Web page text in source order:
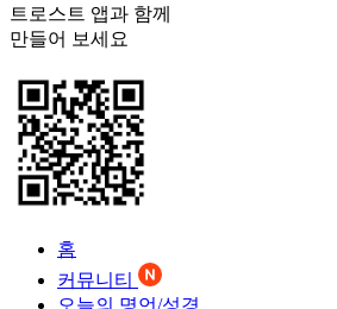
트로스트 앱과 함께
만들어 보세요
홈
커뮤니티
오늘의 명언/성경